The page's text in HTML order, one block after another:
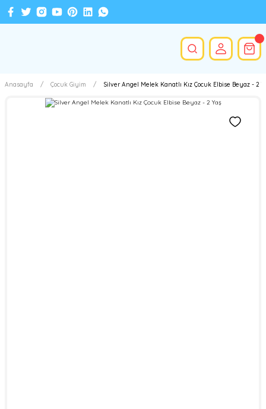
Anasayfa Çocuk Giyim Silver Angel Melek Kanatlı Kız Çocuk Elbise Beyaz - 2